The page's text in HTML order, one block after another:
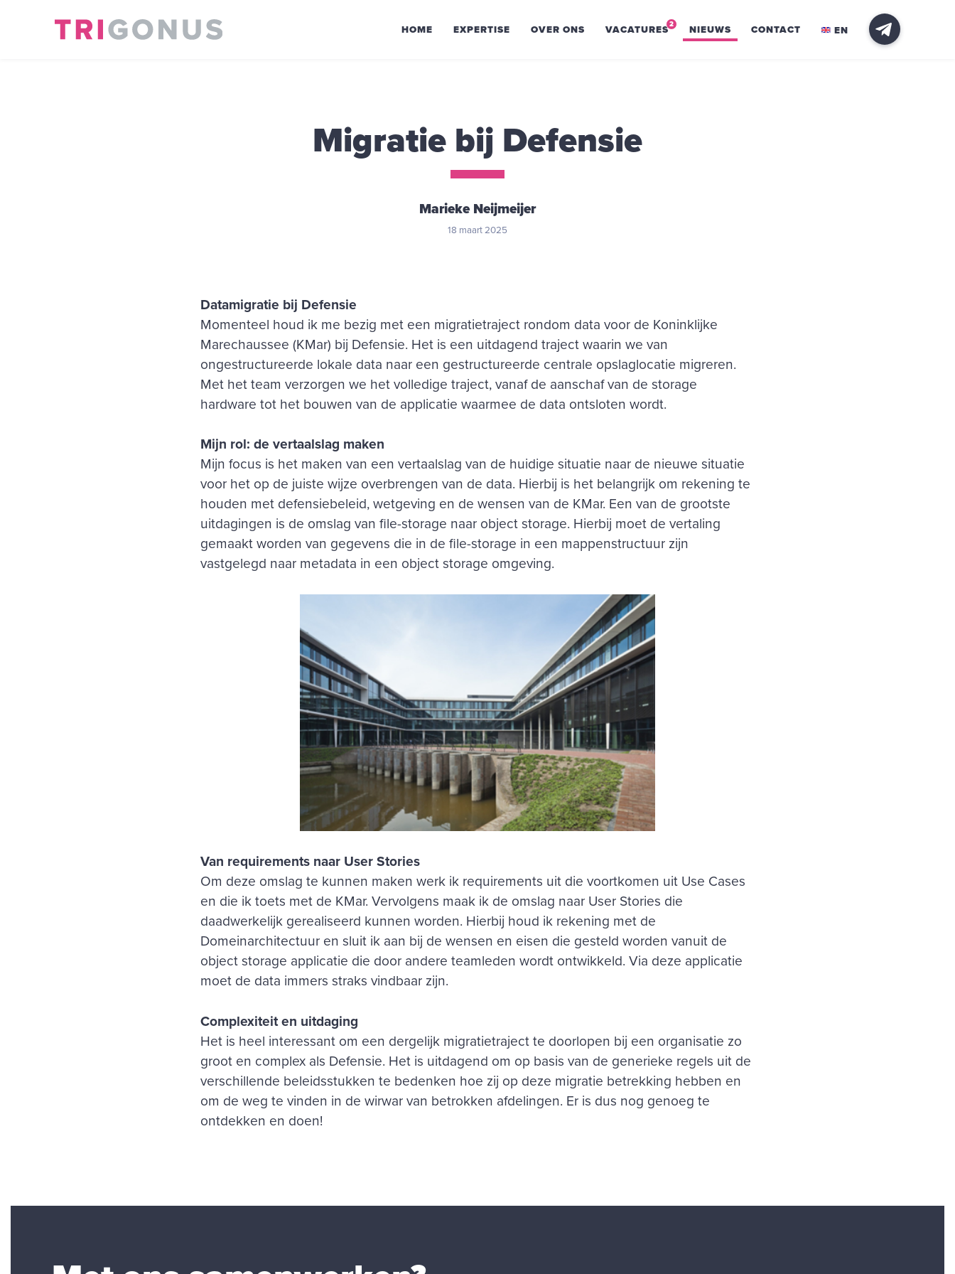
HOME EXPERTISE OVER ONS VACATURES2 NIEUWS CONTACT EN
Migratie bij Defensie
Marieke Neijmeijer
18 maart 2025
Datamigratie bij Defensie
Momenteel houd ik me bezig met een migratietraject rondom data voor de Koninklijke
Marechaussee (KMar) bij Defensie. Het is een uitdagend traject waarin we van
ongestructureerde lokale data naar een gestructureerde centrale opslaglocatie migreren.
Met het team verzorgen we het volledige traject, vanaf de aanschaf van de storage
hardware tot het bouwen van de applicatie waarmee de data ontsloten wordt.
Mijn rol: de vertaalslag maken
Mijn focus is het maken van een vertaalslag van de huidige situatie naar de nieuwe situatie
voor het op de juiste wijze overbrengen van de data. Hierbij is het belangrijk om rekening te
houden met defensiebeleid, wetgeving en de wensen van de KMar. Een van de grootste
uitdagingen is de omslag van file-storage naar object storage. Hierbij moet de vertaling
gemaakt worden van gegevens die in de file-storage in een mappenstructuur zijn
vastgelegd naar metadata in een object storage omgeving.
Van requirements naar User Stories
Om deze omslag te kunnen maken werk ik requirements uit die voortkomen uit Use Cases
en die ik toets met de KMar. Vervolgens maak ik de omslag naar User Stories die
daadwerkelijk gerealiseerd kunnen worden. Hierbij houd ik rekening met de
Domeinarchitectuur en sluit ik aan bij de wensen en eisen die gesteld worden vanuit de
object storage applicatie die door andere teamleden wordt ontwikkeld. Via deze applicatie
moet de data immers straks vindbaar zijn.
Complexiteit en uitdaging
Het is heel interessant om een dergelijk migratietraject te doorlopen bij een organisatie zo
groot en complex als Defensie. Het is uitdagend om op basis van de generieke regels uit de
verschillende beleidsstukken te bedenken hoe zij op deze migratie betrekking hebben en
om de weg te vinden in de wirwar van betrokken afdelingen. Er is dus nog genoeg te
ontdekken en doen!